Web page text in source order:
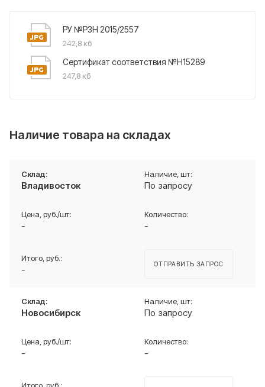
РУ №РЗН 2015/2557
242,8 кб
Сертификат соответствия №Н15289
247,8 кб
Наличие товара на складах
Владивосток По запросу
- -
- ОТПРАВИТЬ ЗАПРОС
Новосибирск По запросу
- -